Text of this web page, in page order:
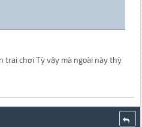
trai chơi Tỳ vậy mà ngoài này thỳ